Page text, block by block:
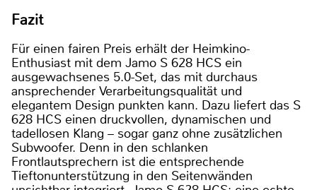
Fazit
Für einen fairen Preis erhält der Heimkino-
Enthusiast mit dem Jamo S 628 HCS ein
ausgewachsenes 5.0-Set, das mit durchaus
ansprechender Verarbeitungsqualität und
elegantem Design punkten kann. Dazu liefert das S
628 HCS einen druckvollen, dynamischen und
tadellosen Klang – sogar ganz ohne zusätzlichen
Subwoofer. Denn in den schlanken
Frontlautsprechern ist die entsprechende
Tieftonunterstützung in den Seitenwänden